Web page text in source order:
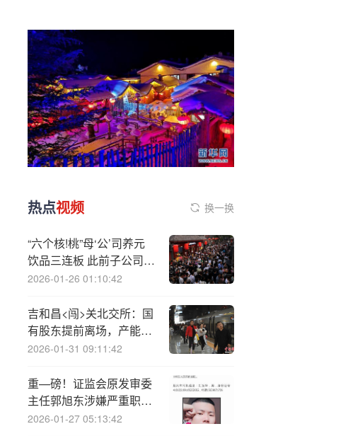
热点视频 换一换
“六个核!桃”母‘公’司养元
饮品三连板 此前子公司获
得长江存储0.99%股权
2026-01-26 01:10:42
吉和昌<闯>关北交所：国
有股东提前离场，产能利
用率不足七成仍拟扩产
2026-01-31 09:11:42
重—磅！证监会原发审委
主任郭旭东涉嫌严重职务
违法，主动投案
2026-01-27 05:13:42